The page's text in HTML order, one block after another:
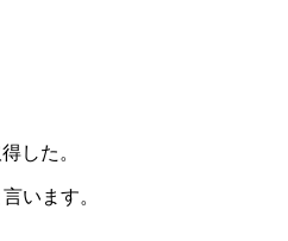
した。
います。